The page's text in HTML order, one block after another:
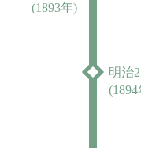
(1893年)
明治